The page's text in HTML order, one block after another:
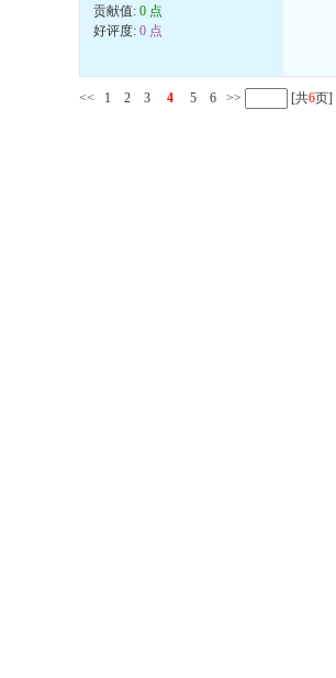
贡献值: 0 点
好评度: 0 点
<< 1 2 3 4 5 6 >> [共6页]